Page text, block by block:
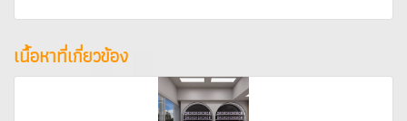
เนื้อหาที่เกี่ยวข้อง